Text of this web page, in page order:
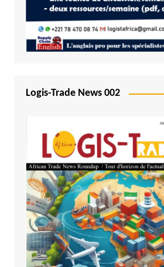
Logis-Trade News 002